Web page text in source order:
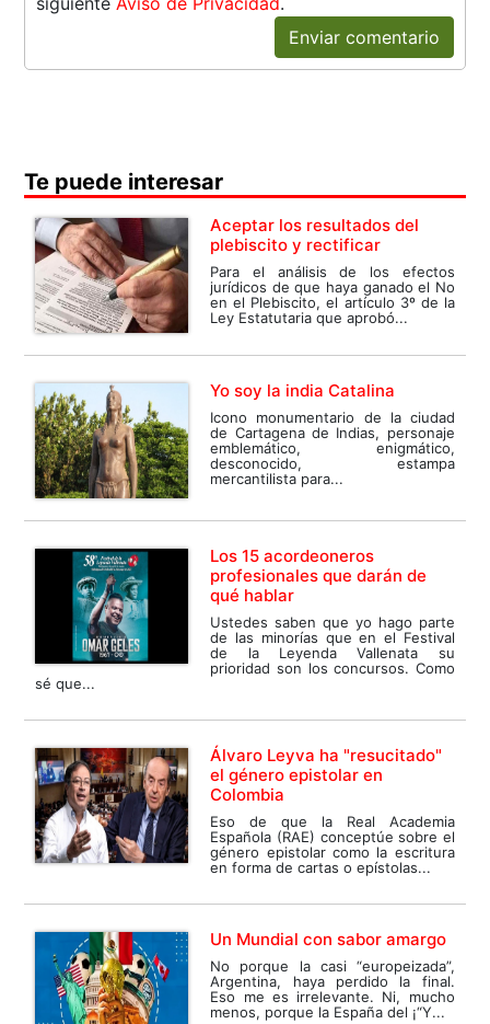
Enviar comentario
Te puede interesar
Aceptar los resultados del
plebiscito y rectificar
Para el análisis de los efectos
jurídicos de que haya ganado el No
en el Plebiscito, el artículo 3º de la
Ley Estatutaria que aprobó...
Yo soy la india Catalina
Icono monumentario de la ciudad
de Cartagena de Indias, personaje
emblemático, enigmático,
desconocido, estampa
mercantilista para...
Los 15 acordeoneros
profesionales que darán de
qué hablar
Ustedes saben que yo hago parte
de las minorías que en el Festival
de la Leyenda Vallenata su
prioridad son los concursos. Como
sé que...
Álvaro Leyva ha "resucitado"
el género epistolar en
Colombia
Eso de que la Real Academia
Española (RAE) conceptúe sobre el
género epistolar como la escritura
en forma de cartas o epístolas...
Un Mundial con sabor amargo
No porque la casi “europeizada”,
Argentina, haya perdido la final.
Eso me es irrelevante. Ni, mucho
menos, porque la España del ¡“Y...